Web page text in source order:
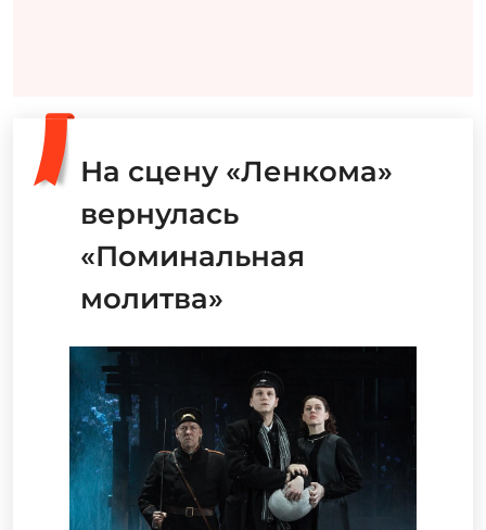
На сцену «Ленкома»
вернулась
«Поминальная
молитва»